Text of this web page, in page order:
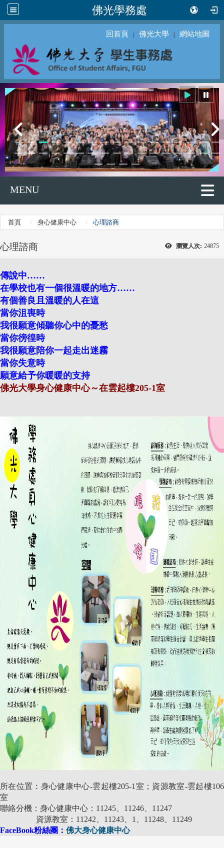
佛光學務處
回首頁 ｜ 佛光大學 ｜ 網站地圖
MENU
首頁 身心健康中心 心理諮商
瀏覽人次: 24875
心理諮商
傳說中……
在學校也有一個很溫暖的地方……
有個善良且溫暖的人在這
當你沮喪時
我很願意傾聽你心中的憂愁
當你徬徨時
我很願意陪你一起走出迷霧
當你失意時
願意給予你暖暖的支持
佛光大學身心健康中心～在雲起樓205-1室
所在位置：身心健康中心-雲起樓205-1室；資源教室-雲起樓106
室
聯絡分機：身心健康中心：11245、11246、11247
資源教室：11242、11243、1、11248、11249
FaceBook粉絲團： 佛大身心健康中心